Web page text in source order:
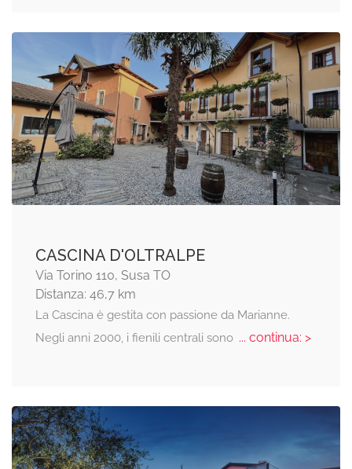
CASCINA D'OLTRALPE
Via Torino 110, Susa TO
Distanza: 46,7 km
La Cascina è gestita con passione da Marianne.
Negli anni 2000, i fienili centrali sono... continua: >